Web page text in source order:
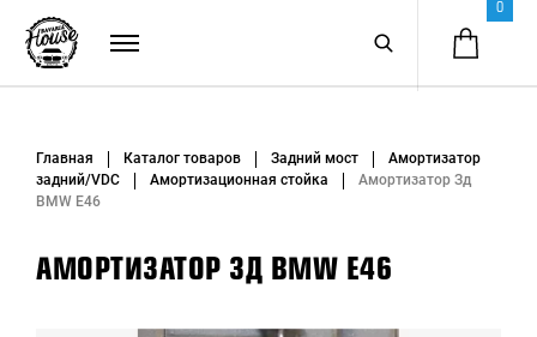
0
Главная Каталог товаров Задний мост
Амортизатор
задний/VDC
Амортизационная стойка
Амортизатор Зд
BMW E46
АМОРТИЗАТОР ЗД BMW E46